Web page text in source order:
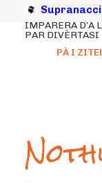
IMPARERA D’A
PAR DIVÈRTASI
PÀ I